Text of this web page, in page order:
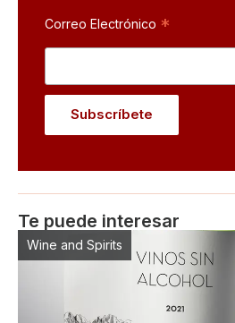
Correo Electrónico *
Te puede interesar
Wine and Spirits